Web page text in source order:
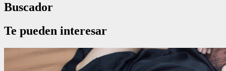
Buscador
Te pueden interesar